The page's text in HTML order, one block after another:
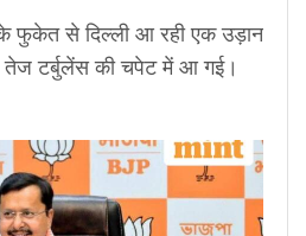
फुकेत से दिल्ली आ रही एक उड़ान
टर्बुलेंस की चपेट में आ गई।